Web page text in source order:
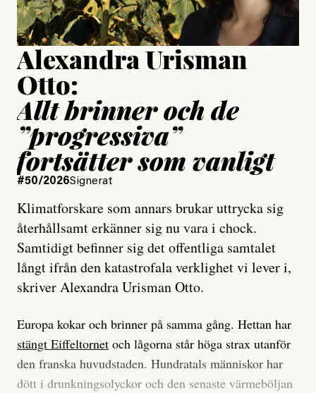
Uppdaterad15 July, 2026
Alexandra Urisman
Otto:
Allt brinner och de
”progressiva”
fortsätter som vanligt
#50/2026Signerat
Klimatforskare som annars brukar uttrycka sig
återhållsamt erkänner sig nu vara i chock.
Samtidigt befinner sig det offentliga samtalet
långt ifrån den katastrofala verklighet vi lever i,
skriver Alexandra Urisman Otto.
Europa kokar och brinner på samma gång. Hettan har
stängt Eiffeltornet och lågorna står höga strax utanför
den franska huvudstaden. Hundratals människor har
dött i drunkningsolyckor och den senaste värmeböljan